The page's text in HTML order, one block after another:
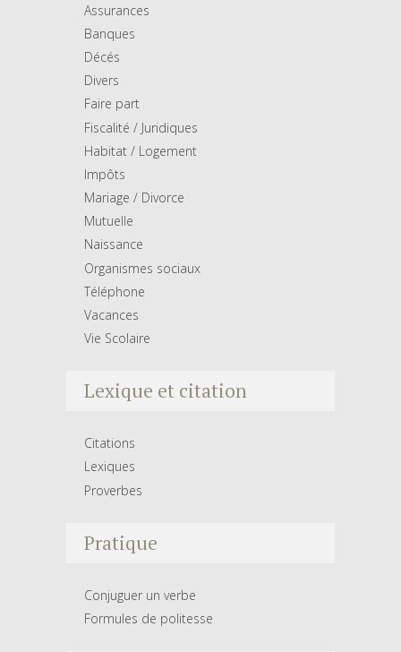
Assurances
Banques
Décés
Divers
Faire part
Fiscalité / Juridiques
Habitat / Logement
Impôts
Mariage / Divorce
Mutuelle
Naissance
Organismes sociaux
Téléphone
Vacances
Vie Scolaire
Lexique et citation
Citations
Lexiques
Proverbes
Pratique
Conjuguer un verbe
Formules de politesse